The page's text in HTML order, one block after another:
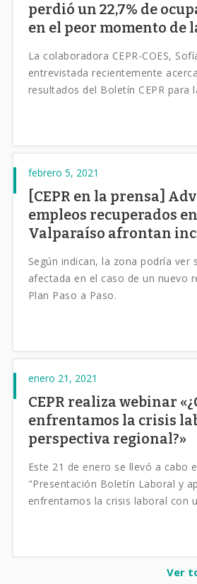
perdió un 22,7% de
en el peor momento de
La colaboradora CEPR-COES,
entrevistada recientemente
resultados del Boletín CEPR para
febrero 5, 2021
[CEPR en la prensa]
empleos recuperados
Valparaíso afrontan
Según indican, la zona podría ver
afectada en el caso de un nuevo
Plan Paso a Paso.
enero 21, 2021
CEPR realiza webinar
enfrentamos la crisis
perspectiva regional?»
Este 21 de enero se llevó a cabo
"Presentación Boletín Laboral y
enfrentamos la crisis laboral con
Ver